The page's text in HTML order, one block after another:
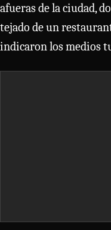
afueras de la ciudad,
tejado de un
indicaron los medios